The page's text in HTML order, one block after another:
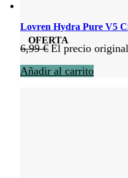
OFERTA
Lovren Hydra Pure V5
6,99€ El precio
Añadir al carrito